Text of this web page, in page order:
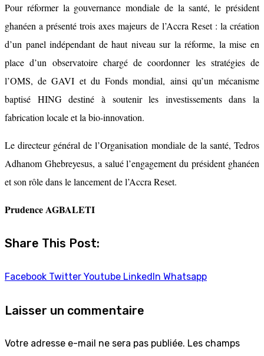
Pour réformer la gouvernance mondiale de la santé, le président
ghanéen a présenté trois axes majeurs de l’Accra Reset : la création
d’un panel indépendant de haut niveau sur la réforme, la mise en
place d’un observatoire chargé de coordonner les stratégies de
l’OMS, de GAVI et du Fonds mondial, ainsi qu’un mécanisme
baptisé HING destiné à soutenir les investissements dans la
fabrication locale et la bio-innovation.
Le directeur général de l’Organisation mondiale de la santé, Tedros
Adhanom Ghebreyesus, a salué l’engagement du président ghanéen
et son rôle dans le lancement de l’Accra Reset.
Prudence AGBALETI
Share This Post:
Facebook Twitter Youtube LinkedIn Whatsapp
Laisser un commentaire
Votre adresse e-mail ne sera pas publiée. Les champs